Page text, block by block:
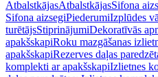
AtbalstkājasAtbalstkājasSifona
Sifona aizsegiPiederumiIzplūdes
turētājsStiprinājumiDekoratīvās
apakšskapiRoku mazgāšanas
apakšskapiRezerves daļas
komplekti ar apakšskapiIzlietnes